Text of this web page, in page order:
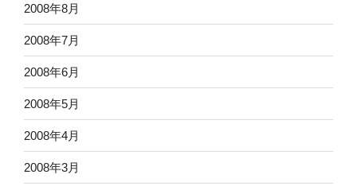
2008年8月
2008年7月
2008年6月
2008年5月
2008年4月
2008年3月